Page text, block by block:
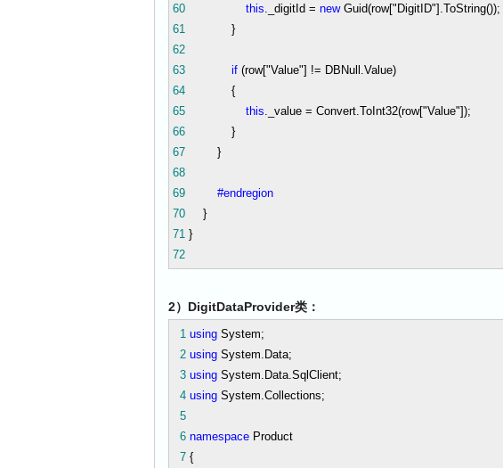
60
this ._digitId = newGuid(row["DigitID"].ToString());
61
}
62
63
if (row["Value"] != DBNull.Value)
64
{
65
this ._value = Convert.ToInt32(row["Value"]);
66
}
67
}
68
69
#endregion
70
}
71 }
72
2）DigitDataProvider类：
1 using System;
2 using System.Data;
3 using System.Data.SqlClient;
4 using System.Collections;
5
6 namespace Product
7 {